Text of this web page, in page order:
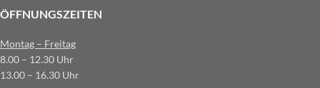
ÖFFNUNGSZEITEN
Montag – Freitag
8.00 – 12.30 Uhr
13.00 – 16.30 Uhr